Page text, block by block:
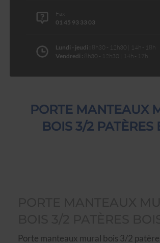
Fax
01 45 93 33 03
Lundi - jeudi : 8h30 - 12h30 | 14h - 18h
Vendredi : 8h30 - 12h30 | 14h - 17h
PORTE MANTEAUX
BOIS 3/2 PATÈRES
Porte manteaux mural bois 3/2